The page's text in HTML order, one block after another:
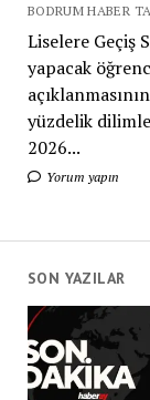
BODRUM HABER
Liselere Geçiş
yapacak
yüzdelik
2026...
Yorum yapın
SON YAZILAR